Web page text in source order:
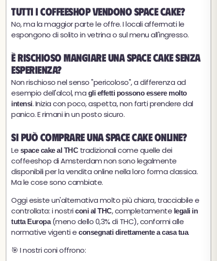
Tutti i coffeeshop vendono space cake?
No, ma la maggior parte le offre. I locali affermati le
espongono di solito in vetrina o sul menu all'ingresso.
È rischioso mangiare una space cake senza
esperienza?
Non rischioso nel senso "pericoloso", a differenza ad
esempio dell'alcol, ma gli effetti possono essere molto
intensi. Inizia con poco, aspetta, non farti prendere dal
panico. E rimani in un posto sicuro.
Si può comprare una space cake online?
Le space cake al THCtradizionali come quelle dei
coffeeshop di Amsterdam non sono legalmente
disponibili per la vendita online nella loro forma classica.
Ma le cose sono cambiate.
Oggi esiste un'alternativa molto più chiara, tracciabile e
controllata: i nostri coni al THC, completamente legali in
tutta Europa(meno dello 0,3% di THC), conformi alle
normative vigenti e consegnati direttamente a casa tua.
🎯 I nostri coni offrono: